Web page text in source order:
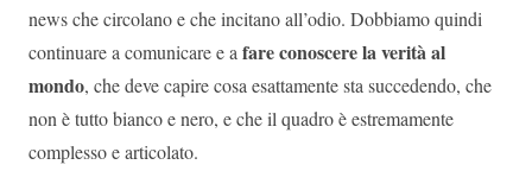
news che circolano e che incitano all’odio. Dobbiamo quindi
continuare a comunicare e afare conoscere la verità al
mondo, che deve capire cosa esattamente sta succedendo, che
non è tutto bianco e nero, e che il quadro è estremamente
complesso e articolato.